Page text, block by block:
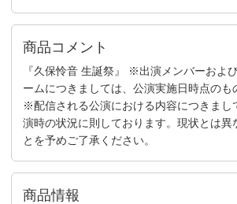
商品コメント
『久保怜音 生誕祭』 ※出演メンバーおよ
ームにつきましては、公演実施日時点のも
※配信される公演における内容につきまし
演時の状況に則しております。現状とは異
とを予めご了承ください。
商品情報